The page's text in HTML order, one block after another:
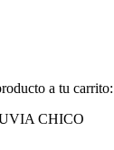
a tu carrito:
CHICO